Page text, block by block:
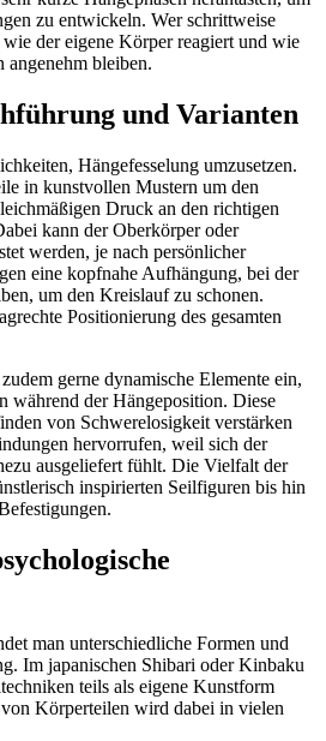
zu entwickeln. Wer schrittweise
der eigene Körper reagiert und wie
angenehm bleiben.
und Varianten
Hängefesselung umzusetzen.
in kunstvollen Mustern um den
Druck an den richtigen
kann der Oberkörper oder
werden, je nach persönlicher
eine kopfnahe Aufhängung, bei der
um den Kreislauf zu schonen.
Positionierung des gesamten
gerne dynamische Elemente ein,
während der Hängeposition. Diese
von Schwerelosigkeit verstärken
hervorrufen, weil sich der
ausgeliefert fühlt. Die Vielfalt der
inspirierten Seilfiguren bis hin
man unterschiedliche Formen und
Im japanischen Shibari oder Kinbaku
teils als eigene Kunstform
Körperteilen wird dabei in vielen